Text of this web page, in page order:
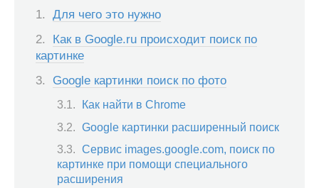
Для чего это нужно
Как в Google.ru происходит поиск по
картинке
Google картинки поиск по фото
Как найти в Chrome
Google картинки расширенный поиск
Сервис images.google.com, поиск по
картинке при помощи специального
расширения